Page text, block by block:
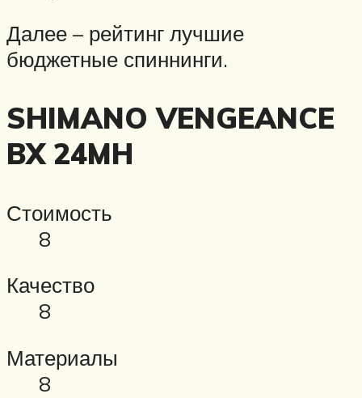
Далее – рейтинг лучшие
бюджетные спиннинги.
SHIMANO VENGEANCE
BX 24MH
Стоимость
8
Качество
8
Материалы
8